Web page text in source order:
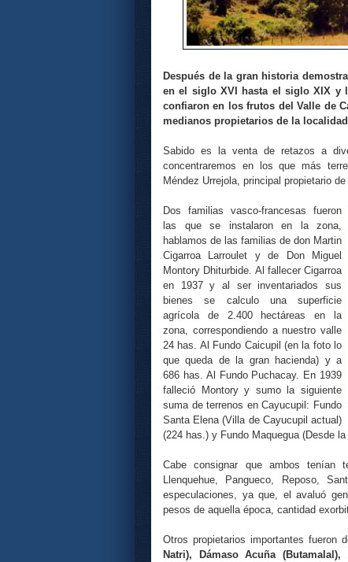
Después de la gran historia
en el siglo XVI hasta el siglo XIX y
confiaron en los frutos del Valle de
medianos propietarios de la
Sabido es la venta de retazos a
concentraremos en los que más
Méndez Urrejola, principal propietario
Dos familias vasco-francesas fueron
las que se instalaron en la zona,
hablamos de las familias de don Martin
Cigarroa Larroulet y de Don Miguel
Montory Dhiturbide. Al fallecer Cigarroa
en 1937 y al ser inventariados sus
bienes se calculo una superficie
agrícola de 2.400 hectáreas en la
zona, correspondiendo a nuestro valle
24 has. Al Fundo Caicupil (en la foto lo
que queda de la gran hacienda) y a
686 has. Al Fundo Puchacay. En 1939
falleció Montory y sumo la siguiente
suma de terrenos en Cayucupil: Fundo
Santa Elena (Villa de Cayucupil actual)
(224 has.) y Fundo Maquegua (Desde
Cabe consignar que ambos tenían
Llenquehue, Pangueco, Reposo,
especulaciones, ya que, el avaluó
pesos de aquella época, cantidad
Otros propietarios importantes fueron
Natri), Dámaso Acuña